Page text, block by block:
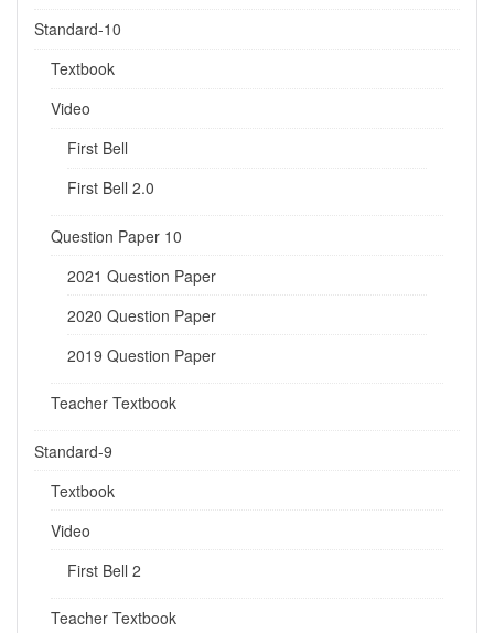
Standard-10
Textbook
Video
First Bell
First Bell 2.0
Question Paper 10
2021 Question Paper
2020 Question Paper
2019 Question Paper
Teacher Textbook
Standard-9
Textbook
Video
First Bell 2
Teacher Textbook